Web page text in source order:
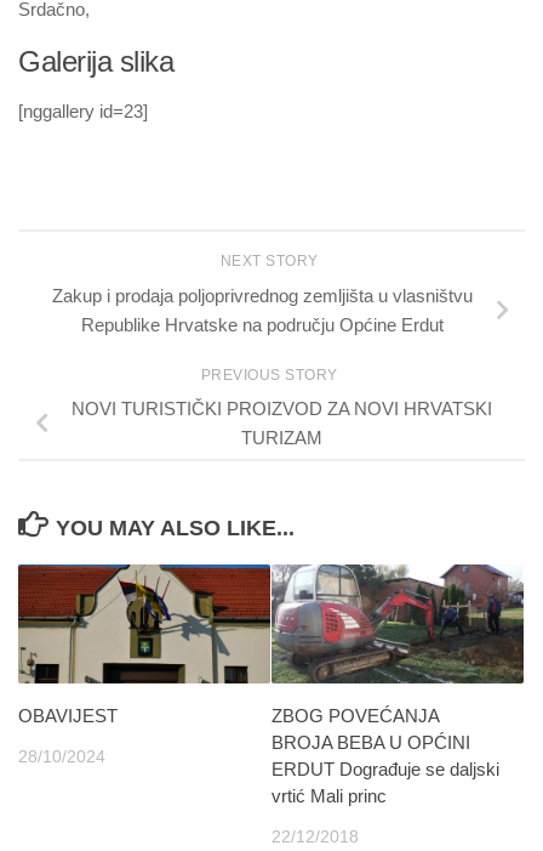
Srdačno,
Galerija slika
[nggallery id=23]
NEXT STORY
Zakup i prodaja poljoprivrednog zemljišta u vlasništvu
Republike Hrvatske na području Općine Erdut
PREVIOUS STORY
NOVI TURISTIČKI PROIZVOD ZA NOVI HRVATSKI
TURIZAM
YOU MAY ALSO LIKE...
OBAVIJEST
28/10/2024
ZBOG POVEĆANJA
BROJA BEBA U OPĆINI
ERDUT Dograđuje se daljski
vrtić Mali princ
22/12/2018